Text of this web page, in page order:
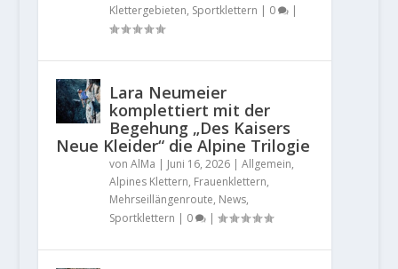
Klettergebieten, Sportklettern | 0 |
Lara Neumeier
komplettiert mit der
Begehung „Des Kaisers
Neue Kleider“ die Alpine Trilogie
von AlMa | Juni 16, 2026| Allgemein,
Alpines Klettern, Frauenklettern,
Mehrseillängenroute, News,
Sportklettern | 0 |